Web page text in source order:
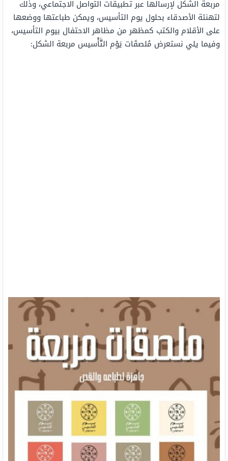
مربعة الشكل لإرسالها عبر تطبيقات التواصل الاجتماعي، وذلك
لتهنئة الأصدقاء بحلول يوم التأسيس، ويمكن طباعتها ووضعها
على الأقلام والكتب كمظهر من مظاهر الاحتفال بيوم التأسيس،
وفيما يلي نستعرض مُلصقَات يَوْم التَّأْسيس مربعة الشكل: